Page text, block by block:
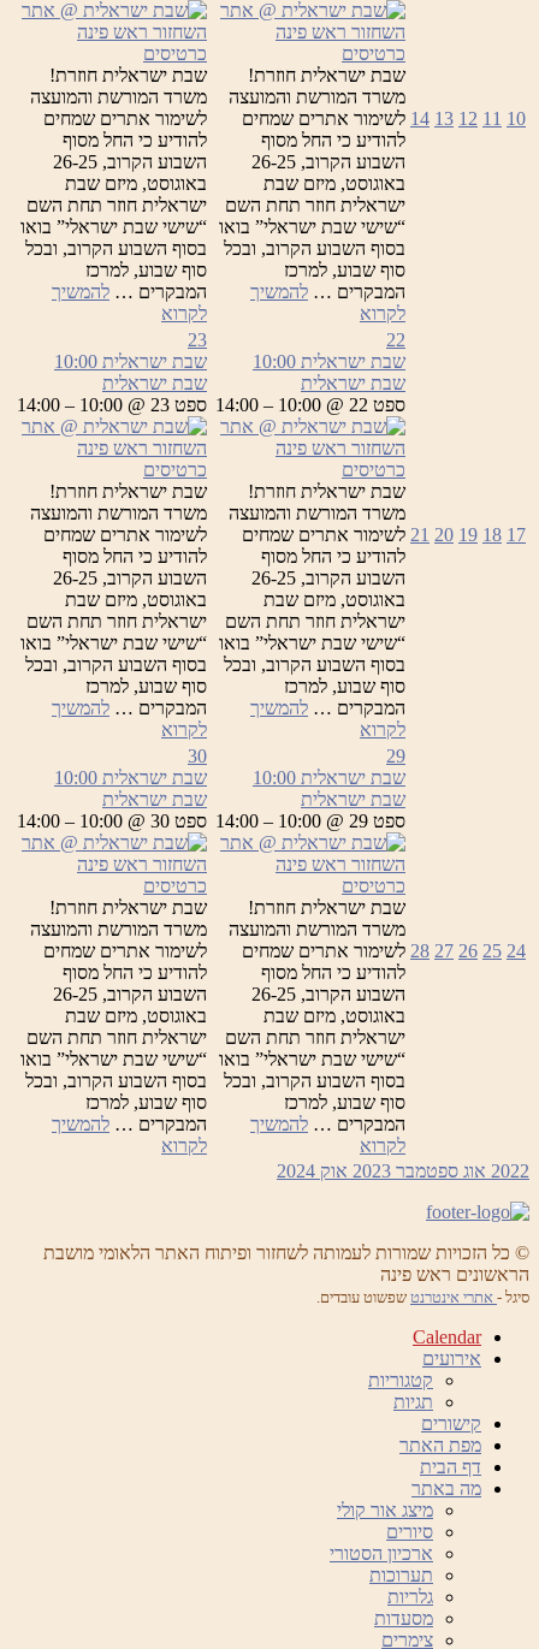
10
11
12
13
14
כרטיסים
שבת ישראלית חוזרת!
משרד המורשת והמועצה
לשימור אתרים שמחים
להודיע כי החל מסוף
השבוע הקרוב, 26-25
באוגוסט, מיזם שבת
ישראלית חוזר תחת השם
“שישי שבת ישראלי” בואו
בסוף השבוע הקרוב, ובכל
סוף שבוע, למרכז
המבקרים … להמשיך
לקרוא
כרטיסים
שבת ישראלית חוזרת!
משרד המורשת והמועצה
לשימור אתרים שמחים
להודיע כי החל מסוף
השבוע הקרוב, 26-25
באוגוסט, מיזם שבת
ישראלית חוזר תחת השם
“שישי שבת ישראלי” בואו
בסוף השבוע הקרוב, ובכל
סוף שבוע, למרכז
המבקרים … להמשיך
לקרוא
17
18
19
20
21
22
שבת ישראלית 10:00
שבת ישראלית
ספט 22 @ 10:00 – 14:00
כרטיסים
שבת ישראלית חוזרת!
משרד המורשת והמועצה
לשימור אתרים שמחים
להודיע כי החל מסוף
השבוע הקרוב, 26-25
באוגוסט, מיזם שבת
ישראלית חוזר תחת השם
“שישי שבת ישראלי” בואו
בסוף השבוע הקרוב, ובכל
סוף שבוע, למרכז
המבקרים … להמשיך
לקרוא
23
שבת ישראלית 10:00
שבת ישראלית
ספט 23 @ 10:00 – 14:00
כרטיסים
שבת ישראלית חוזרת!
משרד המורשת והמועצה
לשימור אתרים שמחים
להודיע כי החל מסוף
השבוע הקרוב, 26-25
באוגוסט, מיזם שבת
ישראלית חוזר תחת השם
“שישי שבת ישראלי” בואו
בסוף השבוע הקרוב, ובכל
סוף שבוע, למרכז
המבקרים … להמשיך
לקרוא
24
25
26
27
28
29
שבת ישראלית 10:00
שבת ישראלית
ספט 29 @ 10:00 – 14:00
כרטיסים
שבת ישראלית חוזרת!
משרד המורשת והמועצה
לשימור אתרים שמחים
להודיע כי החל מסוף
השבוע הקרוב, 26-25
באוגוסט, מיזם שבת
ישראלית חוזר תחת השם
“שישי שבת ישראלי” בואו
בסוף השבוע הקרוב, ובכל
סוף שבוע, למרכז
המבקרים … להמשיך
לקרוא
ישראלית
30
שבת ישראלית 10:00
שבת ישראלית
ספט 30 @ 10:00 – 14:00
כרטיסים
שבת ישראלית חוזרת!
משרד המורשת והמועצה
לשימור אתרים שמחים
להודיע כי החל מסוף
השבוע הקרוב, 26-25
באוגוסט, מיזם שבת
ישראלית חוזר תחת השם
“שישי שבת ישראלי” בואו
בסוף השבוע הקרוב, ובכל
סוף שבוע, למרכז
המבקרים … להמשיך
לקרוא
2022 אוג ספטמבר 2023 אוק 2024
© כל הזכויות שמורות לעמותה לשחזור ופיתוח האתר הלאומי מושבת
הראשונים ראש פינה
סיגל - אתרי אינטרנט שפשוט עובדים.
Calendar
אירועים
קטגוריות
תגיות
קישורים
מפת האתר
דף הבית
מה באתר
מיצג אור קולי
סיורים
ארכיון הסטורי
תערוכות
גלריות
מסעדות
צימרים